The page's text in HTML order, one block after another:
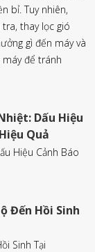
bỉ. Tuy nhiên,
thay lọc gió
gì đến máy và
máy để tránh
Dấu Hiệu
Quả
Hiệu Cảnh Báo
Đến Hồi Sinh
Sinh Tại